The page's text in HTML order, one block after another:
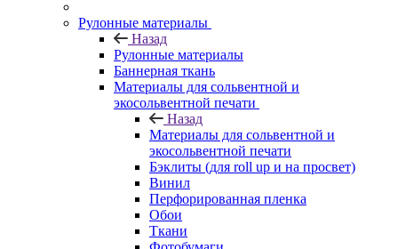
Рулонные материалы
Назад
Рулонные материалы
Баннерная ткань
Материалы для сольвентной и
экосольвентной печати
Назад
Материалы для сольвентной и
экосольвентной печати
Бэклиты (для roll up и на просвет)
Винил
Перфорированная пленка
Обои
Ткани